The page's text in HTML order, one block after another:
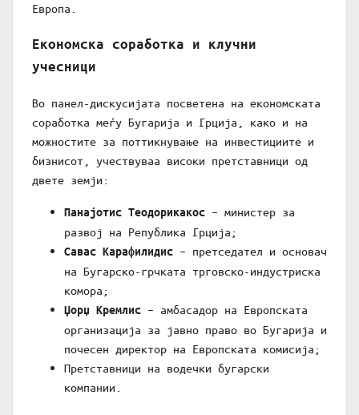
Европа.
Економска соработка и клучни
учесници
Во панел-дискусијата посветена на економската
соработка меѓу Бугарија и Грција, како и на
можностите за поттикнување на инвестициите и
бизнисот, учествуваа високи претставници од
двете земји:
Панајотис Теодорикакос – министер за
развој на Република Грција;
Савас Карафилидис – претседател и основач
на Бугарско-грчката трговско-индустриска
комора;
Џорџ Кремлис – амбасадор на Европската
организација за јавно право во Бугарија и
почесен директор на Европската комисија;
Претставници на водечки бугарски
компании.